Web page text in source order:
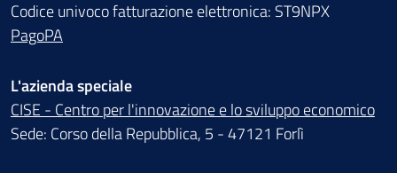
Codice univoco fatturazione elettronica: ST9NPX
PagoPA
L'azienda speciale
CISE - Centro per l'innovazione e lo sviluppo economico
Sede: Corso della Repubblica, 5 - 47121 Forlì